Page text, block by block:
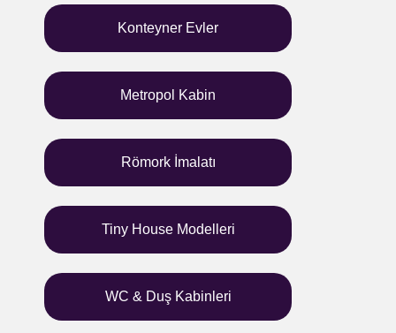
Konteyner Evler
Metropol Kabin
Römork İmalatı
Tiny House Modelleri
WC & Duş Kabinleri